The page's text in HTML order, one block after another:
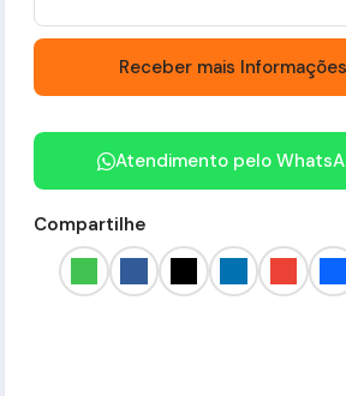
Atendimento pelo
Compartilhe